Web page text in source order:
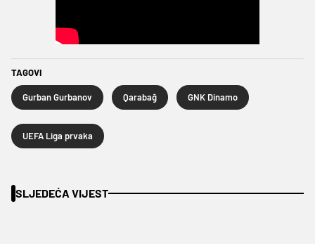
TAGOVI
Gurban Gurbanov Qarabağ GNK Dinamo
UEFA Liga prvaka
SLJEDEĆA VIJEST